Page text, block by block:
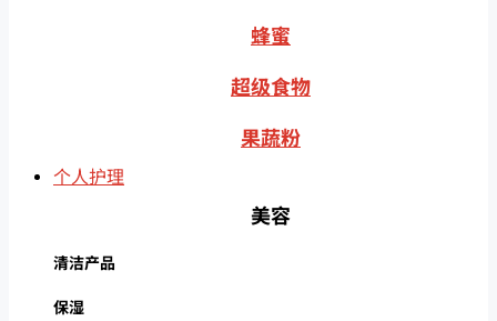
蜂蜜
超级食物
果蔬粉
个人护理
美容
清洁产品
保湿